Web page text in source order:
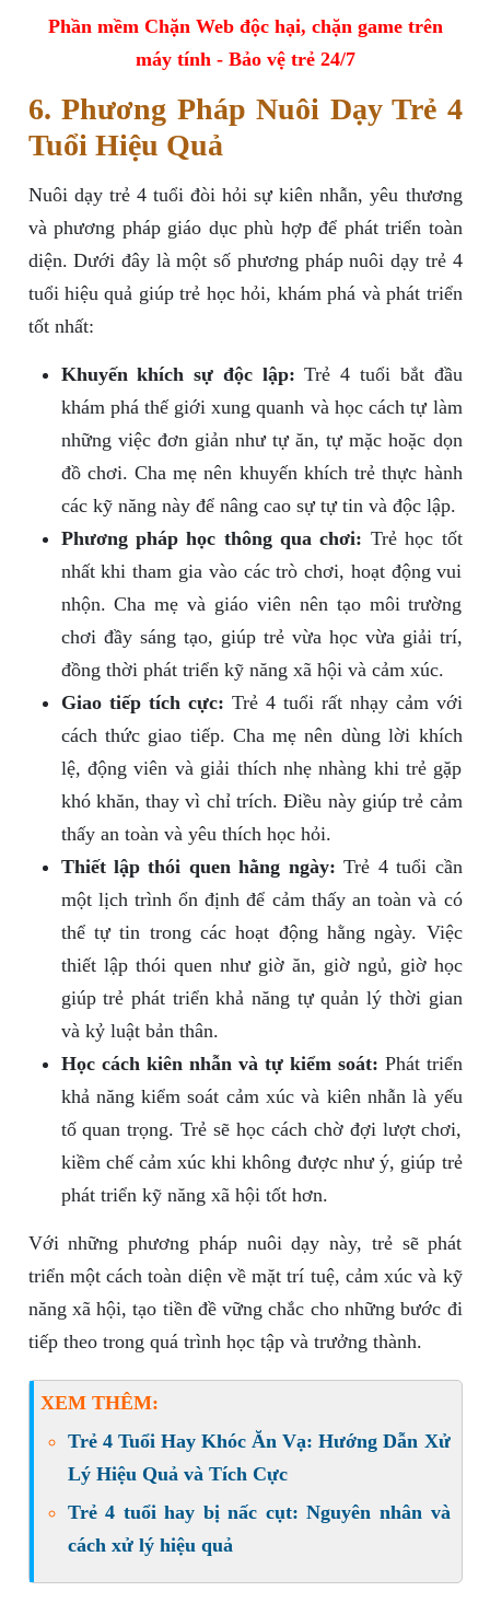
Phần mềm Chặn Web độc hại, chặn game trên
máy tính - Bảo vệ trẻ 24/7
6. Phương Pháp Nuôi Dạy Trẻ 4
Tuổi Hiệu Quả
Nuôi dạy trẻ 4 tuổi đòi hỏi sự kiên nhẫn, yêu thương
và phương pháp giáo dục phù hợp để phát triển toàn
diện. Dưới đây là một số phương pháp nuôi dạy trẻ 4
tuổi hiệu quả giúp trẻ học hỏi, khám phá và phát triển
tốt nhất:
Khuyến khích sự độc lập: Trẻ 4 tuổi bắt đầu
khám phá thế giới xung quanh và học cách tự làm
những việc đơn giản như tự ăn, tự mặc hoặc dọn
đồ chơi. Cha mẹ nên khuyến khích trẻ thực hành
các kỹ năng này để nâng cao sự tự tin và độc lập.
Phương pháp học thông qua chơi: Trẻ học tốt
nhất khi tham gia vào các trò chơi, hoạt động vui
nhộn. Cha mẹ và giáo viên nên tạo môi trường
chơi đầy sáng tạo, giúp trẻ vừa học vừa giải trí,
đồng thời phát triển kỹ năng xã hội và cảm xúc.
Giao tiếp tích cực: Trẻ 4 tuổi rất nhạy cảm với
cách thức giao tiếp. Cha mẹ nên dùng lời khích
lệ, động viên và giải thích nhẹ nhàng khi trẻ gặp
khó khăn, thay vì chỉ trích. Điều này giúp trẻ cảm
thấy an toàn và yêu thích học hỏi.
Thiết lập thói quen hằng ngày: Trẻ 4 tuổi cần
một lịch trình ổn định để cảm thấy an toàn và có
thể tự tin trong các hoạt động hằng ngày. Việc
thiết lập thói quen như giờ ăn, giờ ngủ, giờ học
giúp trẻ phát triển khả năng tự quản lý thời gian
và kỷ luật bản thân.
Học cách kiên nhẫn và tự kiểm soát: Phát triển
khả năng kiểm soát cảm xúc và kiên nhẫn là yếu
tố quan trọng. Trẻ sẽ học cách chờ đợi lượt chơi,
kiềm chế cảm xúc khi không được như ý, giúp trẻ
phát triển kỹ năng xã hội tốt hơn.
Với những phương pháp nuôi dạy này, trẻ sẽ phát
triển một cách toàn diện về mặt trí tuệ, cảm xúc và kỹ
năng xã hội, tạo tiền đề vững chắc cho những bước đi
tiếp theo trong quá trình học tập và trưởng thành.
XEM THÊM:
Trẻ 4 Tuổi Hay Khóc Ăn Vạ: Hướng Dẫn Xử
Lý Hiệu Quả và Tích Cực
Trẻ 4 tuổi hay bị nấc cụt: Nguyên nhân và
cách xử lý hiệu quả